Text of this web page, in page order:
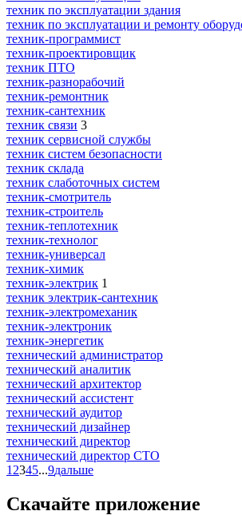
техник по эксплуатации здания
техник по эксплуатации и ремонту
техник-программист
техник-проектировщик
техник ПТО
техник-разнорабочий
техник-ремонтник
техник-сантехник
техник связи 3
техник сервисной службы
техник систем безопасности
техник склада
техник слаботочных систем
техник-смотритель
техник-строитель
техник-теплотехник
техник-технолог
техник-универсал
техник-химик
техник-электрик 1
техник электрик-сантехник
техник-электромеханик
техник-электроник
техник-энергетик
технический администратор
технический аналитик
технический архитектор
технический ассистент
технический аудитор
технический дизайнер
технический директор
технический директор CTO
1 2345...9дальше
Скачайте приложение